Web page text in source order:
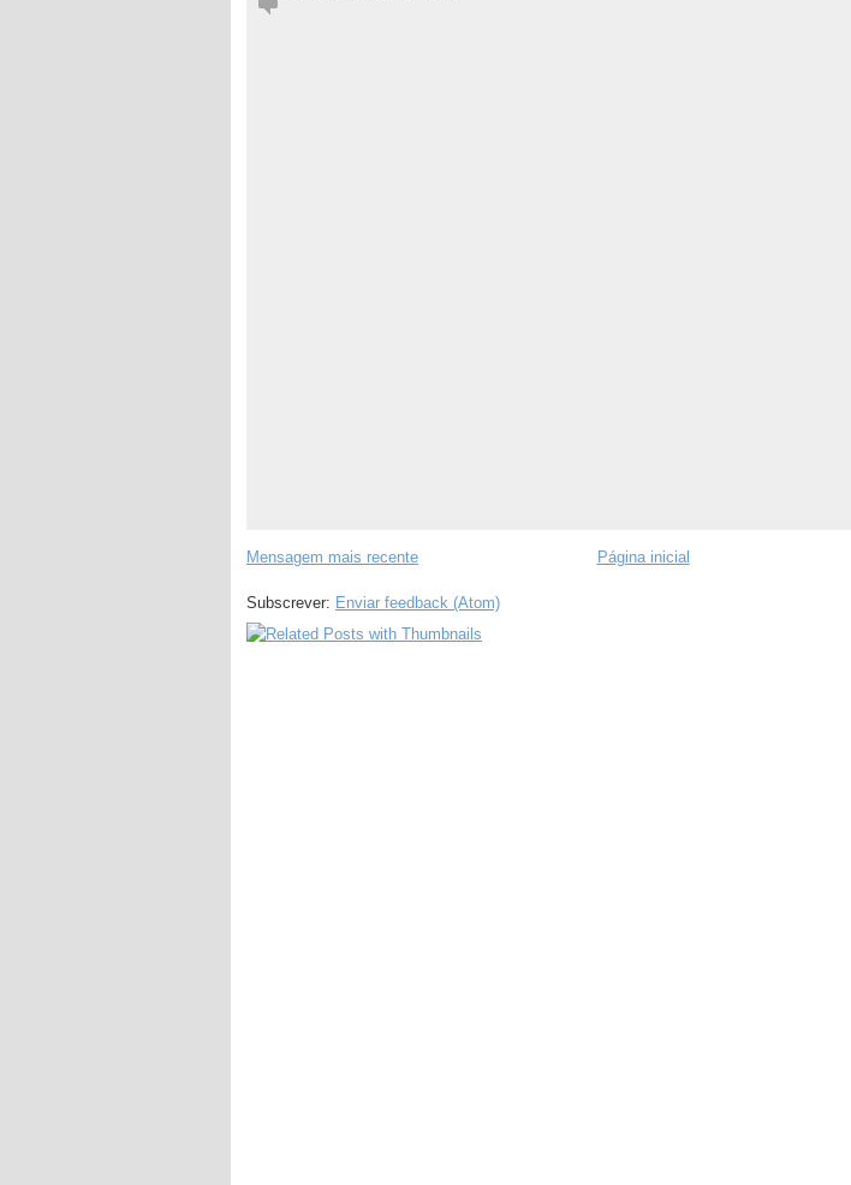
Mensagem mais recente Página inicial
Subscrever: Enviar feedback (Atom)